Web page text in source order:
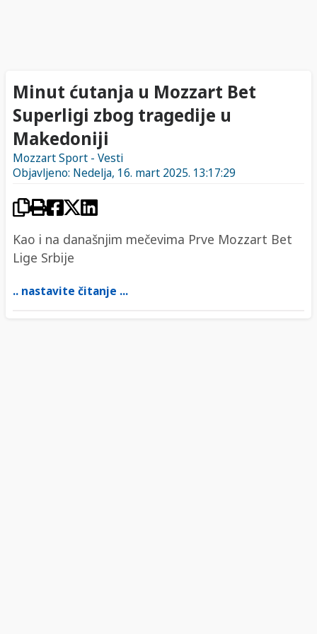
Minut ćutanja u Mozzart Bet
Superligi zbog tragedije u
Makedoniji
Mozzart Sport - Vesti
Objavljeno: Nedelja, 16. mart 2025. 13:17:29
Kao i na današnjim mečevima Prve Mozzart Bet
Lige Srbije
.. nastavite čitanje ...